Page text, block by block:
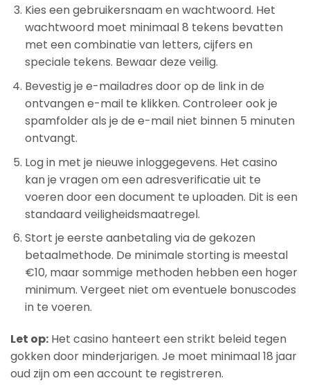
Kies een gebruikersnaam en wachtwoord. Het
wachtwoord moet minimaal 8 tekens bevatten
met een combinatie van letters, cijfers en
speciale tekens. Bewaar deze veilig.
Bevestig je e-mailadres door op de link in de
ontvangen e-mail te klikken. Controleer ook je
spamfolder als je de e-mail niet binnen 5 minuten
ontvangt.
Log in met je nieuwe inloggegevens. Het casino
kan je vragen om een adresverificatie uit te
voeren door een document te uploaden. Dit is een
standaard veiligheidsmaatregel.
Stort je eerste aanbetaling via de gekozen
betaalmethode. De minimale storting is meestal
€10, maar sommige methoden hebben een hoger
minimum. Vergeet niet om eventuele bonuscodes
in te voeren.
Let op: Het casino hanteert een strikt beleid tegen
gokken door minderjarigen. Je moet minimaal 18 jaar
oud zijn om een account te registreren.